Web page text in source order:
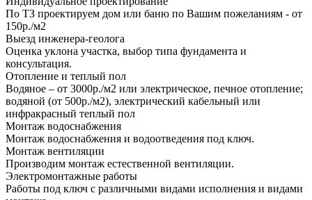
По ТЗ проектируем дом или баню по Вашим пожеланиям - от
150р./м2
Выезд инженера-геолога
Оценка уклона участка, выбор типа фундамента и
консультация.
Отопление и теплый пол
Водяное – от 3000р./м2 или электрическое, печное отопление;
водяной (от 500р./м2), электрический кабельный или
инфракрасный теплый пол
Монтаж водоснабжения
Монтаж водоснабжения и водоотведения под ключ.
Монтаж вентиляции
Производим монтаж естественной вентиляции.
Электромонтажные работы
Работы под ключ с различными видами исполнения и видами